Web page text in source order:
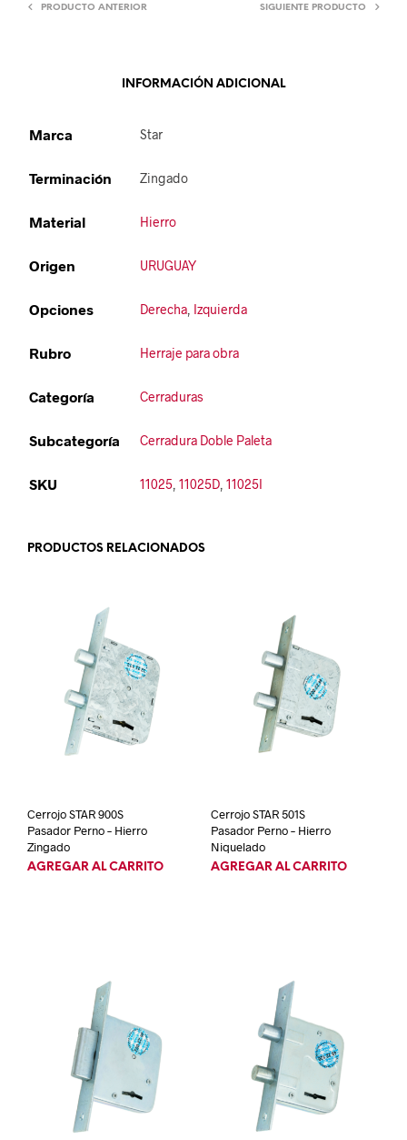
PRODUCTO ANTERIOR SIGUIENTE PRODUCTO
INFORMACIÓN ADICIONAL
Marca Star
Terminación Zingado
Material Hierro
Origen URUGUAY
Opciones Derecha Izquierda
Rubro Herraje para obra
Categoría Cerraduras
Subcategoría Cerradura Doble Paleta
SKU 11025 11025D 11025I
PRODUCTOS RELACIONADOS
Cerrojo STAR 900S
Pasador Perno – Hierro
Zingado
AGREGAR AL CARRITO
Cerrojo STAR 501S
Pasador Perno – Hierro
Niquelado
AGREGAR AL CARRITO